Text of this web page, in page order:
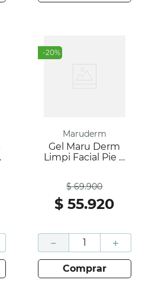
-20%
Maruderm
Gel Maru Derm
Limpi Facial Pie X
$ 69.900
$ 55.920
＋
－
comprar